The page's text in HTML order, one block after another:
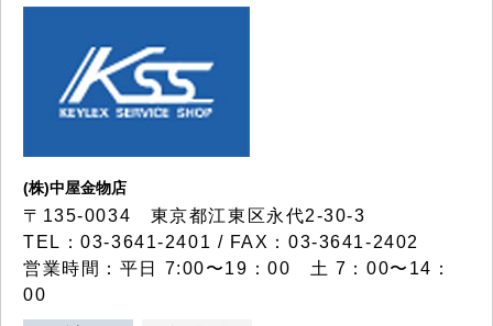
(株)中屋金物店
〒135-0034 東京都江東区永代2-30-3
TEL：03-3641-2401 / FAX：03-3641-2402
営業時間：平日 7:00〜19：00 土 7：00〜14：
00